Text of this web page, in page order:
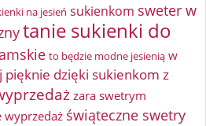
na jesień sukienkom sweter w
tanie sukienki do
to będzie modne jesienią w
pięknie dzięki sukienkom z
zara swetrym
wyprzedaż świąteczne swetry